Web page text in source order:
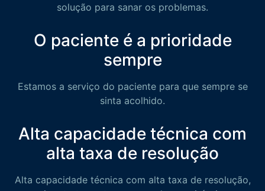
solução para sanar os problemas.
O paciente é a prioridade
sempre
Estamos a serviço do paciente para que sempre se
sinta acolhido.
Alta capacidade técnica com
alta taxa de resolução
Alta capacidade técnica com alta taxa de resolução,